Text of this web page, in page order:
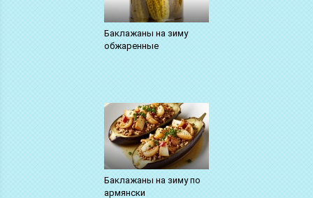
Баклажаны на зиму
обжаренные
Баклажаны на зиму по
армянски